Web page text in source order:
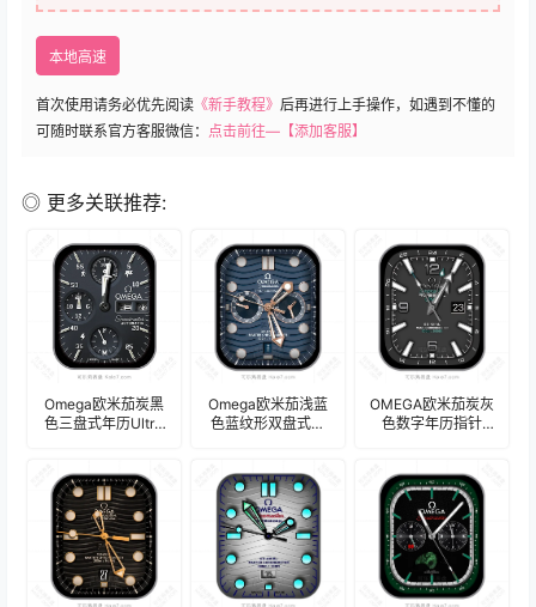
本地高速
首次使用请务必优先阅读 《新手教程》 后再进行上手操作，如遇到不懂的
可随时联系官方客服微信： 点击前往—【添加客服】
◎ 更多关联推荐:
Omega欧米茄炭黑
色三盘式年历Ultra
49193
Omega欧米茄浅蓝
色蓝纹形双盘式年
OMEGA欧米茄炭灰
色数字年历指针